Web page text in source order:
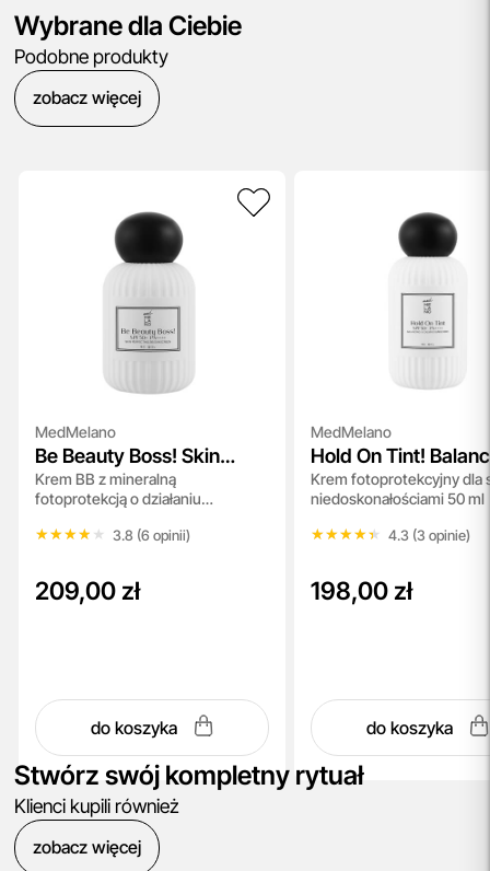
Wybrane dla Ciebie
Podobne produkty
zobacz więcej
MedMelano
Be Beauty Boss! Skin
Perfecting BB Sunscreen
SPF50+ PA ++++
Krem BB z mineralną
fotoprotekcją o działaniu
★★★★★
★★★★★ 3.8 (6 opinii)
209,00 zł
do koszyka
MedMelano
Hold On Tint!
and Calming
SPF 50+ PA ++++
Krem fotoprotekcyjny dla
niedoskonałościami 50 ml
★★★★★
★★★★★ 4.3 (3 opinie)
198,00 zł
do koszyka
Stwórz swój kompletny rytuał
Klienci kupili również
zobacz więcej